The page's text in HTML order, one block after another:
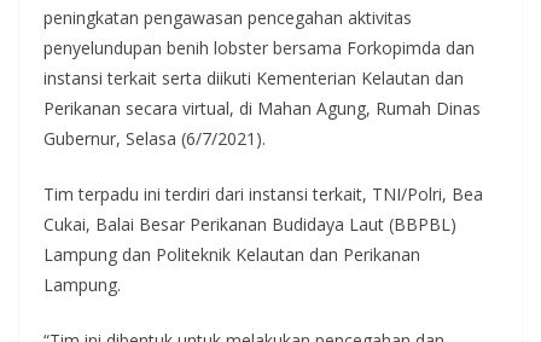
peningkatan pengawasan pencegahan aktivitas
penyelundupan benih lobster bersama Forkopimda dan
instansi terkait serta diikuti Kementerian Kelautan dan
Perikanan secara virtual, di Mahan Agung, Rumah Dinas
Gubernur, Selasa (6/7/2021).
Tim terpadu ini terdiri dari instansi terkait, TNI/Polri, Bea
Cukai, Balai Besar Perikanan Budidaya Laut (BBPBL)
Lampung dan Politeknik Kelautan dan Perikanan
Lampung.